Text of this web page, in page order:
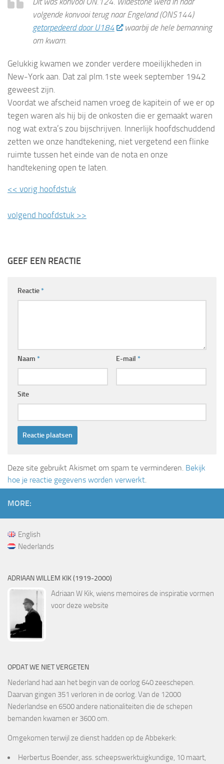
volgende konvooi terug naar Engeland (ONS144)
getorpedeerd door U184
waarbij de hele bemanning
om kwam.
Gelukkig kwamen we zonder verdere moeilijkheden in
New-York aan. Dat zal plm.1ste week september 1942
geweest zijn.
Voordat we afscheid namen vroeg de kapitein of we er op
tegen waren als hij bij de onkosten die er gemaakt waren
nog wat extra’s zou bijschrijven. Innerlijk hoofdschuddend
zetten we onze handtekening, niet vergetend een flinke
ruimte tussen het einde van de nota en onze
handtekening open te laten.
<< vorig hoofdstuk
volgend hoofdstuk >>
GEEF EEN REACTIE
Reactie*
Naam * E-mail *
Site
Deze site gebruikt Akismet om spam te verminderen. Bekijk
hoe je reactie gegevens worden verwerkt
MORE:
English
Nederlands
ADRIAAN WILLEM KIK (1919-2000)
Adriaan W Kik, wiens memoires de inspiratie vormen
voor deze website
OPDAT WE NIET VERGETEN
Nederland had aan het begin van de oorlog 640 zeeschepen.
Daarvan gingen 351 verloren in de oorlog. Van de 12000
Nederlandse en 6500 andere nationaliteiten die de schepen
bemanden kwamen er 3600 om.
Omgekomen terwijl ze dienst hadden op de Abbekerk:
Herbertus Boender, ass. scheepswerktuigkundige, 10 maart,